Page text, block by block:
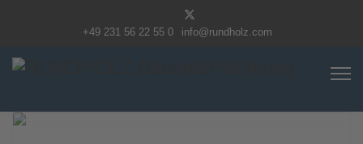
+49 231 56 22 55 0 info@rundholz.com